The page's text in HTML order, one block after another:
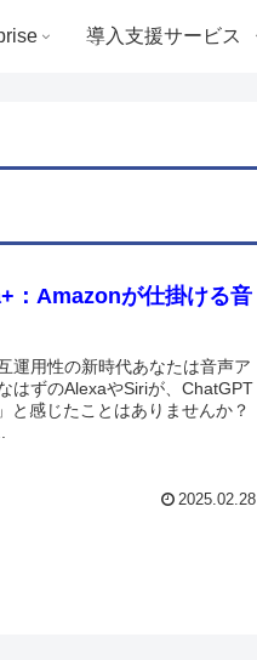
導入支援サービス
：Amazonが仕掛ける音
運用性の新時代あなたは音声ア
はずのAlexaやSiriが、ChatGPT
と感じたことはありませんか？
2025.02.28